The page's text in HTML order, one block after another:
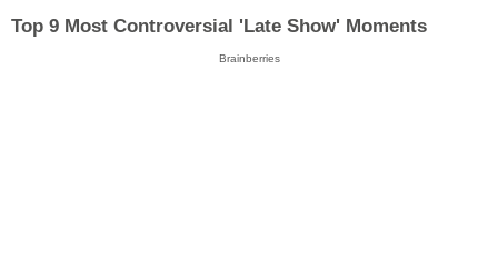
Top 9 Most Controversial 'Late Show' Moments
Brainberries